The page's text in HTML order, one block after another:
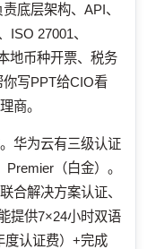
底层架构、API、
27001、
地币种开票、税务
写PPT给CIO看
商。
华为云有三级认证
（白金）。
合解决方案认证、
提供7×24小时双语
度认证费）+完成